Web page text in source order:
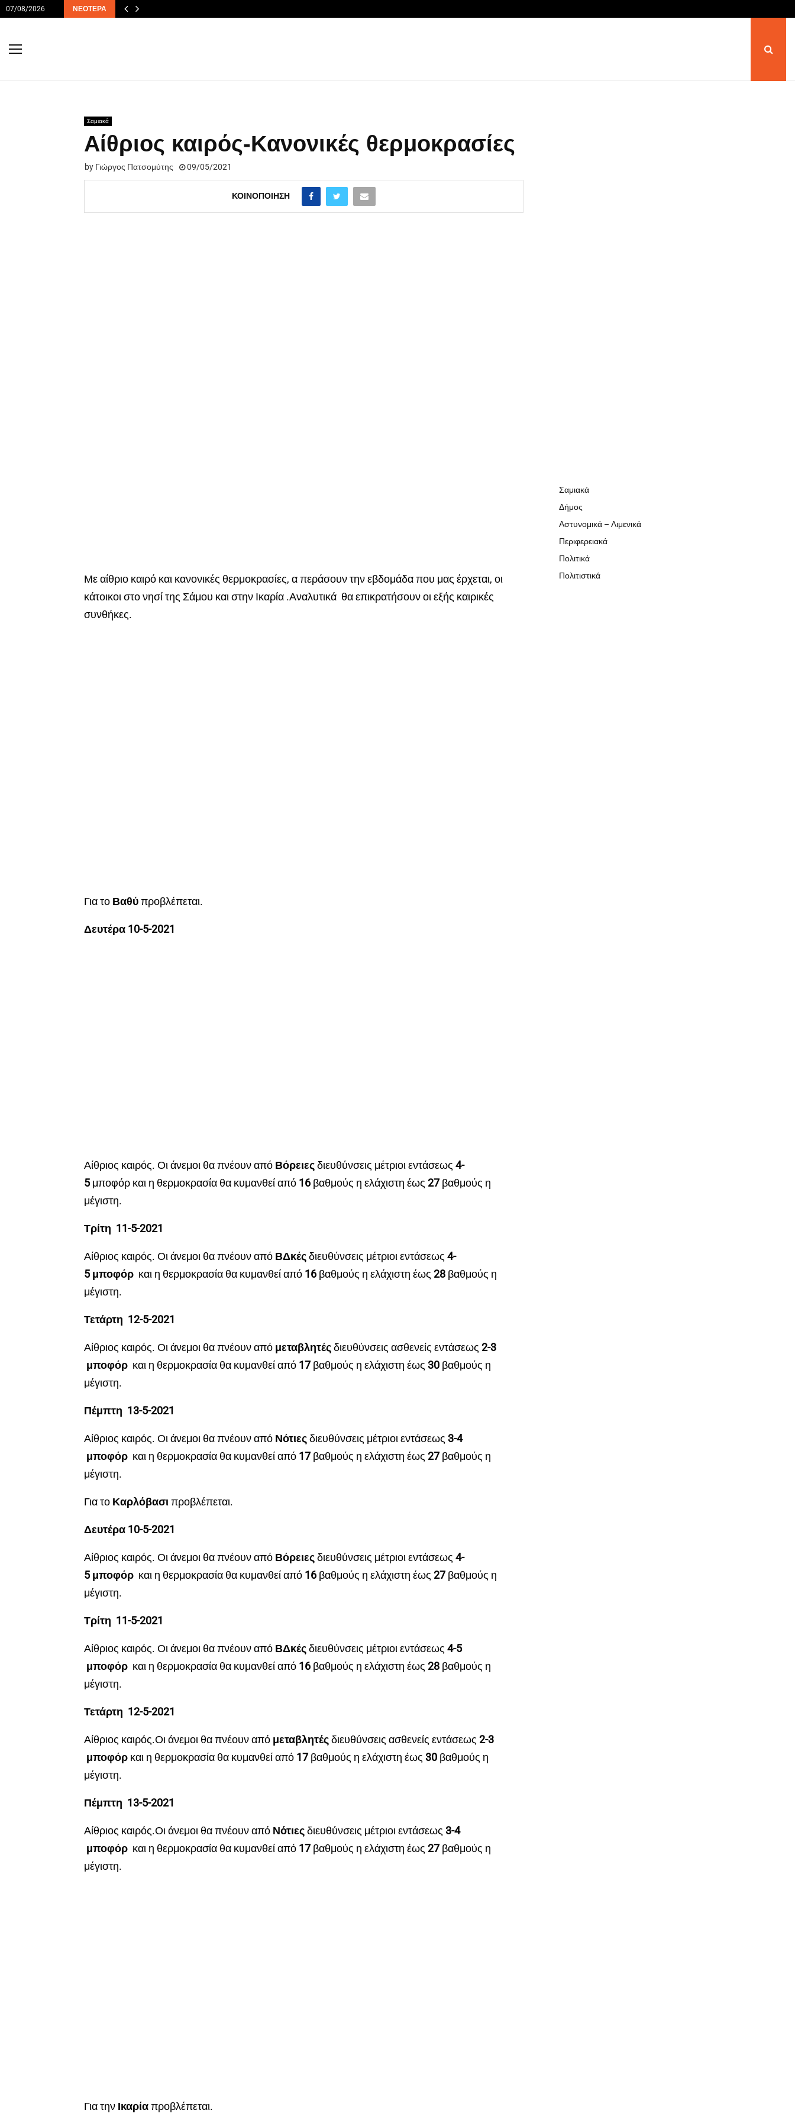
07/08/2026 ΝΕΌΤΕΡΑ
Σαμιακά
Αίθριος καιρός-Kανονικές θερμοκρασίες
by Γιώργος Πατσομύτης 09/05/2021
ΚΟΙΝΟΠΟΊΗΣΗ
Με αίθριο καιρό και κανονικές θερμοκρασίες, α περάσουν την εβδομάδα που μας έρχεται, οι
κάτοικοι στο νησί της Σάμου και στην Ικαρία .Αναλυτικά θα επικρατήσουν οι εξής καιρικές
συνθήκες.
Για το Βαθύπροβλέπεται.
Δευτέρα 10-5-2021
Αίθριος καιρός. Οι άνεμοι θα πνέουν από Βόρειεςδιευθύνσεις μέτριοι εντάσεως 4-
5μποφόρ και η θερμοκρασία θα κυμανθεί από 16 βαθμούς η ελάχιστη έως 27 βαθμούς η
μέγιστη.
Τρίτη 11-5-2021
Αίθριος καιρός. Οι άνεμοι θα πνέουν από ΒΔκέςδιευθύνσεις μέτριοι εντάσεως 4-
5 μποφόρ και η θερμοκρασία θα κυμανθεί από 16 βαθμούς η ελάχιστη έως 28 βαθμούς η
μέγιστη.
Τετάρτη 12-5-2021
Αίθριος καιρός. Οι άνεμοι θα πνέουν από μεταβλητέςδιευθύνσεις ασθενείς εντάσεως 2-3
μποφόρ και η θερμοκρασία θα κυμανθεί από 17 βαθμούς η ελάχιστη έως 30 βαθμούς η
μέγιστη.
Πέμπτη 13-5-2021
Αίθριος καιρός. Οι άνεμοι θα πνέουν από Νότιεςδιευθύνσεις μέτριοι εντάσεως 3-4
μποφόρ και η θερμοκρασία θα κυμανθεί από 17 βαθμούς η ελάχιστη έως 27 βαθμούς η
μέγιστη.
Για το Καρλόβασι προβλέπεται.
Δευτέρα 10-5-2021
Αίθριος καιρός. Οι άνεμοι θα πνέουν από Βόρειεςδιευθύνσεις μέτριοι εντάσεως 4-
5 μποφόρ και η θερμοκρασία θα κυμανθεί από 16 βαθμούς η ελάχιστη έως 27 βαθμούς η
μέγιστη.
Τρίτη 11-5-2021
Αίθριος καιρός. Οι άνεμοι θα πνέουν από ΒΔκέςδιευθύνσεις μέτριοι εντάσεως 4-5
μποφόρ και η θερμοκρασία θα κυμανθεί από 16 βαθμούς η ελάχιστη έως 28 βαθμούς η
μέγιστη.
Τετάρτη 12-5-2021
Αίθριος καιρός.Οι άνεμοι θα πνέουν από μεταβλητέςδιευθύνσεις ασθενείς εντάσεως 2-3
μποφόρ και η θερμοκρασία θα κυμανθεί από 17 βαθμούς η ελάχιστη έως 30 βαθμούς η
μέγιστη.
Πέμπτη 13-5-2021
Αίθριος καιρός.Οι άνεμοι θα πνέουν από Νότιεςδιευθύνσεις μέτριοι εντάσεως 3-4
μποφόρ και η θερμοκρασία θα κυμανθεί από 17 βαθμούς η ελάχιστη έως 27 βαθμούς η
μέγιστη.
Για την Ικαρίαπροβλέπεται.
Σαμιακά
Δήμος
Αστυνομικά – Λιμενικά
Περιφερειακά
Πολιτικά
Πολιτιστικά